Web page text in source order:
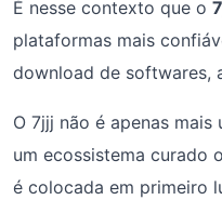
É nesse contexto que o
plataformas mais
download de softwares,
O 7jjj não é apenas
um ecossistema curado
é colocada em primeiro